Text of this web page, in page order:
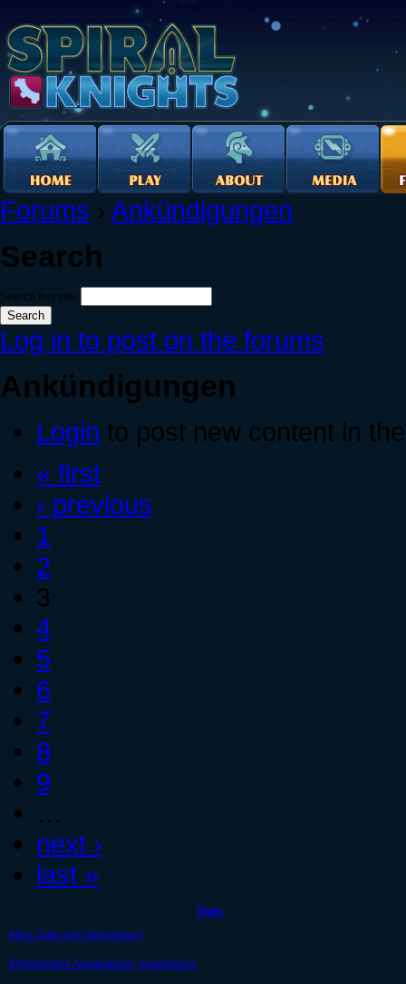
Forums › Ankündigungen
Search
Search this site:
Log in to post on the forums
Ankündigungen
Login to post new content in
« first
‹ previous
1
2
3
4
5
6
7
8
9
…
next ›
last »
Topic
Alles Gute zum Geburtstag!
Erhebendes Äquinoktium, zusammen!